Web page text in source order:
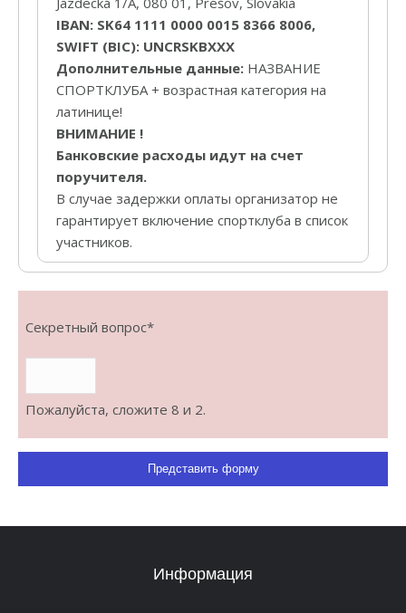
IBAN: SK64 1111 0000 0015 8366 8006,
SWIFT (BIC): UNCRSKBXXX
Дополнительные данные: НАЗВАНИЕ
СПОРТКЛУБА + возрастная категория на
латинице!
ВНИМАНИЕ !
Банковские расходы идут на счет
поручителя.
B случае задержки оплаты организатор не
гарантирует включение спортклуба в список
участников.
Секретный вопрос*
Пожалуйста, сложите 8 и 2.
Информация